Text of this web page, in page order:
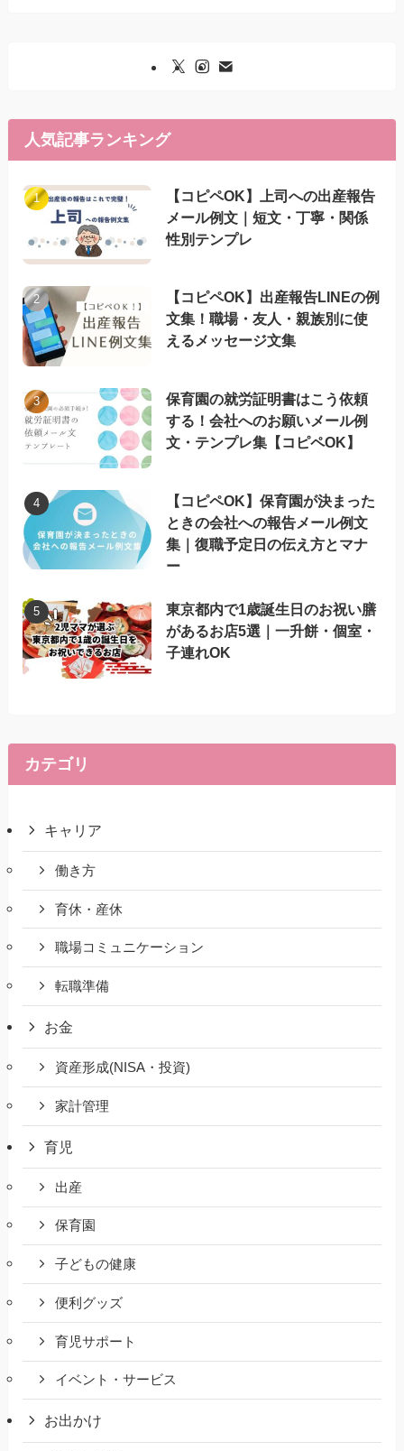
人気記事ランキング
【コピペOK】上司への出産報告
メール例文｜短文・丁寧・関係
性別テンプレ
【コピペOK】出産報告LINEの例
文集！職場・友人・親族別に使
えるメッセージ文集
保育園の就労証明書はこう依頼
する！会社へのお願いメール例
文・テンプレ集【コピペOK】
【コピペOK】保育園が決まった
ときの会社への報告メール例文
集｜復職予定日の伝え方とマナ
ー
東京都内で1歳誕生日のお祝い膳
があるお店5選｜一升餅・個室・
子連れOK
カテゴリ
キャリア
働き方
育休・産休
職場コミュニケーション
転職準備
お金
資産形成(NISA・投資)
家計管理
育児
出産
保育園
子どもの健康
便利グッズ
育児サポート
イベント・サービス
お出かけ